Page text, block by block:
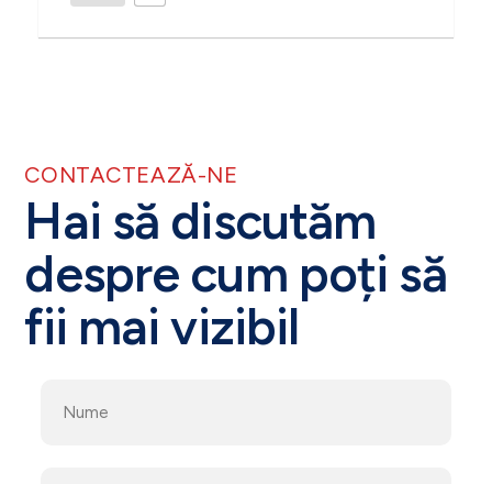
CONTACTEAZĂ-NE
Hai să discutăm
despre cum poți să
fii mai vizibil